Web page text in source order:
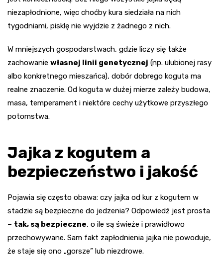
niezapłodnione, więc choćby kura siedziała na nich
tygodniami, pisklę nie wyjdzie z żadnego z nich.
W mniejszych gospodarstwach, gdzie liczy się także
zachowanie własnej linii genetycznej (np. ulubionej rasy
albo konkretnego mieszańca), dobór dobrego koguta ma
realne znaczenie. Od koguta w dużej mierze zależy budowa,
masa, temperament i niektóre cechy użytkowe przyszłego
potomstwa.
Jajka z kogutem a
bezpieczeństwo i jakość
Pojawia się często obawa: czy jajka od kur z kogutem w
stadzie są bezpieczne do jedzenia? Odpowiedź jest prosta
– tak, są bezpieczne, o ile są świeże i prawidłowo
przechowywane. Sam fakt zapłodnienia jajka nie powoduje,
że staje się ono „gorsze” lub niezdrowe.